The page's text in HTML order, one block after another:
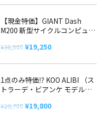
た。
す。
格
は
で
し
価
格
¥10,000
で
【現金特価】GIANT Dash
M200 新型サイクルコンピュー
¥38,500元
格
は
で
¥19,250現
価
格
¥19,250
1点のみ特価⁉ KOO ALIBI （ス
トラーデ・ビアンケ モデル）
¥29,700元
¥19,800現